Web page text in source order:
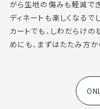
がら生地の傷みも軽減でき
ディネートも楽しくなるで
カートでも、しわだらけ
めにも、まずはたたみ方か